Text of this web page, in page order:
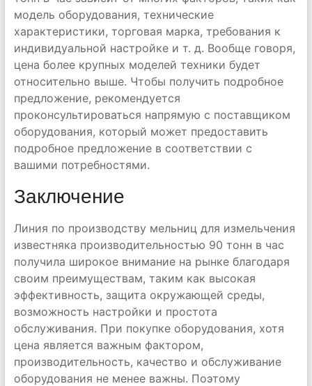
модель оборудования, технические
характеристики, торговая марка, требования к
индивидуальной настройке и т. д. Вообще говоря,
цена более крупных моделей техники будет
относительно выше. Чтобы получить подробное
предложение, рекомендуется
проконсультироваться напрямую с поставщиком
оборудования, который может предоставить
подробное предложение в соответствии с
вашими потребностями.
Заключение
Линия по производству мельниц для измельчения
известняка производительностью 90 тонн в час
получила широкое внимание на рынке благодаря
своим преимуществам, таким как высокая
эффективность, защита окружающей среды,
возможность настройки и простота
обслуживания. При покупке оборудования, хотя
цена является важным фактором,
производительность, качество и обслуживание
оборудования не менее важны. Поэтому